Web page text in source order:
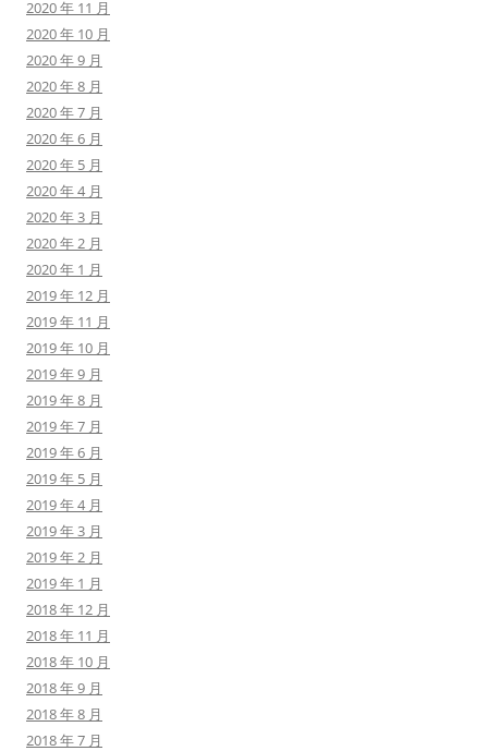
2020 年 11 月
2020 年 10 月
2020 年 9 月
2020 年 8 月
2020 年 7 月
2020 年 6 月
2020 年 5 月
2020 年 4 月
2020 年 3 月
2020 年 2 月
2020 年 1 月
2019 年 12 月
2019 年 11 月
2019 年 10 月
2019 年 9 月
2019 年 8 月
2019 年 7 月
2019 年 6 月
2019 年 5 月
2019 年 4 月
2019 年 3 月
2019 年 2 月
2019 年 1 月
2018 年 12 月
2018 年 11 月
2018 年 10 月
2018 年 9 月
2018 年 8 月
2018 年 7 月